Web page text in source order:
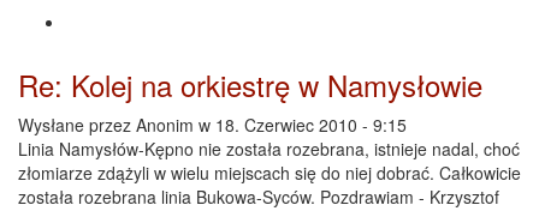
Re: Kolej na orkiestrę w Namysłowie
Wysłane przez Anonim w 18. Czerwiec 2010 - 9:15
Linia Namysłów-Kępno nie została rozebrana, istnieje nadal, choć
złomiarze zdążyli w wielu miejscach się do niej dobrać. Całkowicie
została rozebrana linia Bukowa-Syców. Pozdrawiam - Krzysztof